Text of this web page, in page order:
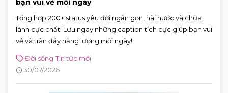
bạn vui vẻ mỗi ngày
Tổng hợp 200+ status yêu đời ngắn gọn, hài hước và chữa
lành cực chất. Lưu ngay những caption tích cực giúp bạn vui
vẻ và tràn đầy năng lượng mỗi ngày!
Đời sống Tin tức mới
30/07/2026